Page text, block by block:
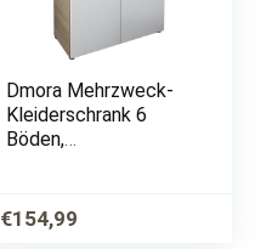
Dmora Mehrzweck-
Kleiderschrank 6
Böden,
Maße 70 x 103 x 36
cm, Farbe Weiß
€154,99